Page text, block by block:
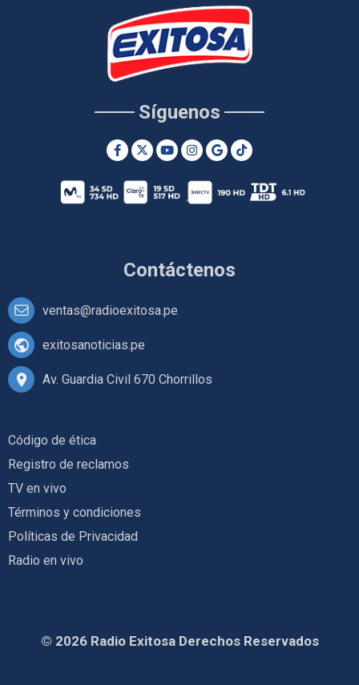
Contáctenos
ventas@radioexitosa.pe
exitosanoticias.pe
Av. Guardia Civil 670 Chorrillos
Síguenos
Código de ética
Registro de reclamos
TV en vivo
Términos y condiciones
Políticas de Privacidad
Radio en vivo
© 2026 Radio Exitosa Derechos Reservados